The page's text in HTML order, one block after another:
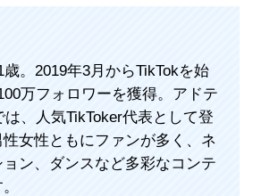
。2019年3月からTikTokを始
万フォロワーを獲得。アドテ
は、人気TikToker代表として登
女性ともにファンが多く、ネ
ン、ダンスなど多彩なコンテ